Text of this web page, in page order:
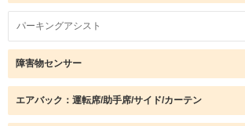
パーキングアシスト
障害物センサー
エアバック：運転席/助手席/サイド/カーテン